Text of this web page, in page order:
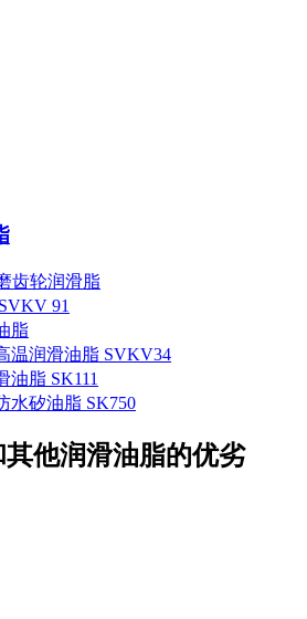
齿轮润滑脂
91
脂
温润滑油脂 SVKV34
油脂 SK111
水矽油脂 SK750
他润滑油脂的优劣